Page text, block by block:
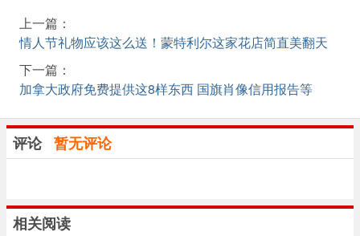
上一篇：
情人节礼物应该这么送！蒙特利尔这家花店简直美翻天
下一篇：
加拿大政府免费提供这8样东西 国旗肖像信用报告等
评论 暂无评论
相关阅读